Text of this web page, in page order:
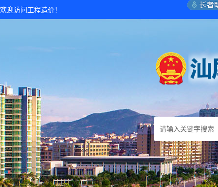
欢迎访问工程造价！